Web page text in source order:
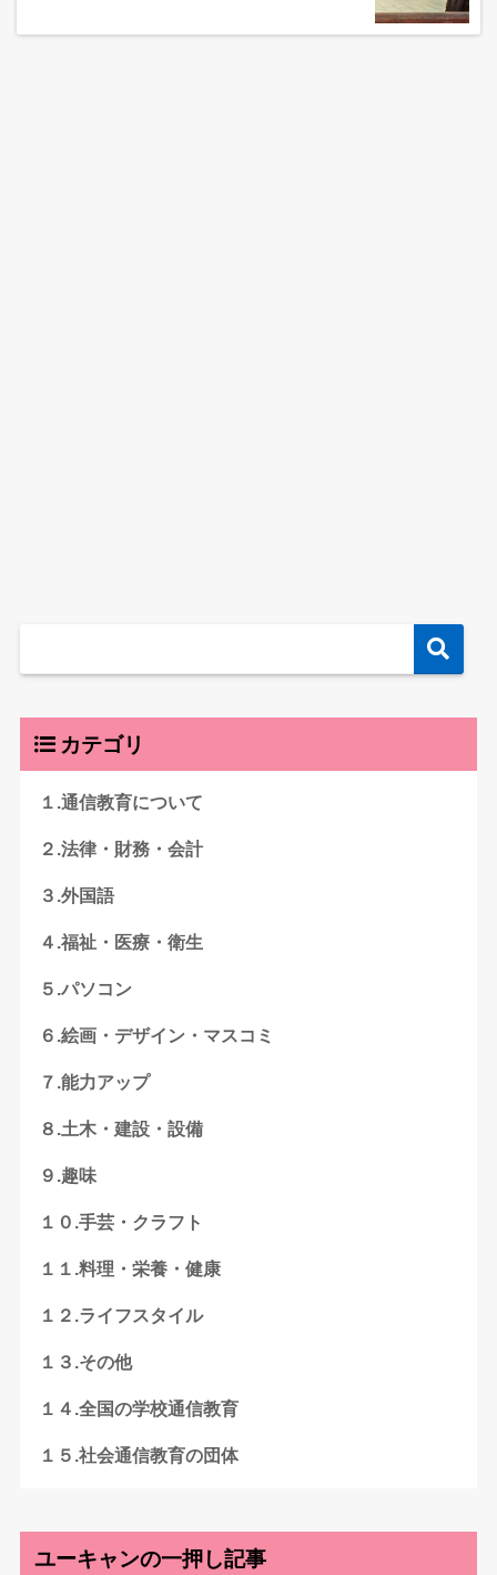
カテゴリ
１.通信教育について
２.法律・財務・会計
３.外国語
４.福祉・医療・衛生
５.パソコン
６.絵画・デザイン・マスコミ
７.能力アップ
８.土木・建設・設備
９.趣味
１０.手芸・クラフト
１１.料理・栄養・健康
１２.ライフスタイル
１３.その他
１４.全国の学校通信教育
１５.社会通信教育の団体
ユーキャンの一押し記事